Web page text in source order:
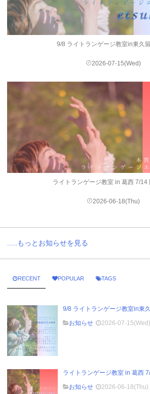
9/8 ライトランゲージ教室in東久
2026-07-15(Wed)
ライトランゲージ教室 in 葛西 7/
2026-06-18(Thu)
.....もっとお知らせを見る
RECENT POPULAR TAGS
9/8 ライトランゲージ教室in東
お知らせ
2026-07-15(Wed)
ライトランゲージ教室 in 葛西
お知らせ
2026-06-18(Thu)